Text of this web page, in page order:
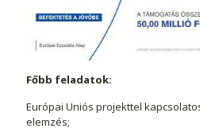
Főbb feladatok:
Európai Uniós projekttel
elemzés;